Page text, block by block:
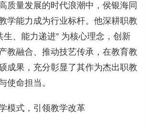
质量发展的时代浪潮中，侯银海同
学能力成为行业标杆。他深耕职教
生、能力递进” 为核心理念，创新
教融合、推动技艺传承，在教育教
成果，充分彰显了其作为杰出职教
使命担当。
模式，引领教学改革